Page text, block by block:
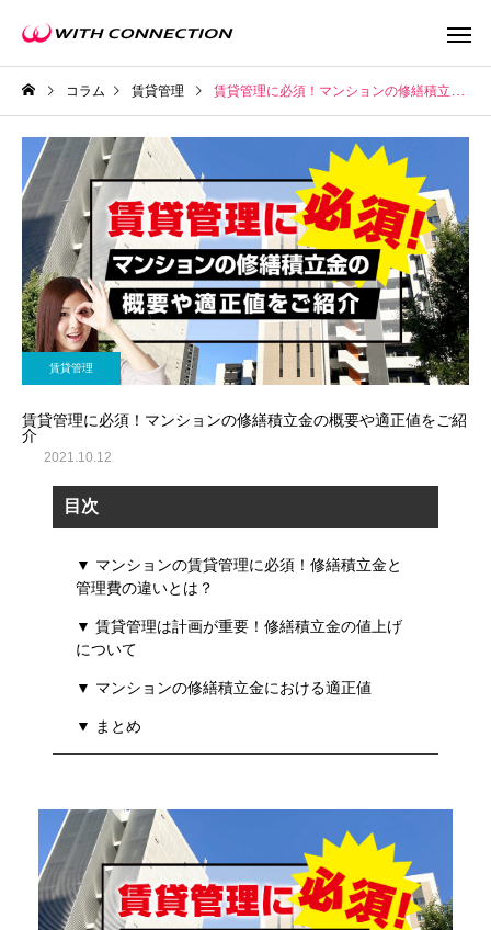
不動産買取 任意売
ウィズの利益還元
コラム 賃貸管理 賃貸管理に必須！マンションの修繕積立金の概要や適正値をご紹介
賃貸管理
賃貸管理に必須！マンションの修繕積立金の概要や適正値をご紹
介
2021.10.12
目次
▼ マンションの賃貸管理に必須！修繕積立金と
管理費の違いとは？
▼ 賃貸管理は計画が重要！修繕積立金の値上げ
について
▼ マンションの修繕積立金における適正値
▼ まとめ